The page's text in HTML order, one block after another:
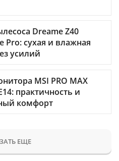
Dreame Z40
Pro: сухая и влажная
усилий
MSI PRO MAX
практичность и
комфорт
ЕЩЕ